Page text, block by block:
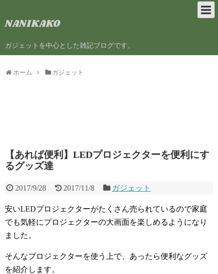
NANIKAKO
ガジェットを中心とした雑記ブログです。
ホーム ガジェット
【あれば便利】LEDプロジェクターを便利にす
るグッズ達
2017/9/28 2017/11/8 ガジェット
安いLEDプロジェクターがたくさん売られているので家庭
でも気軽にプロジェクターの大画面を楽しめるようになり
ました。
そんなプロジェクターを使う上で、あったら便利なグッズ
を紹介します。